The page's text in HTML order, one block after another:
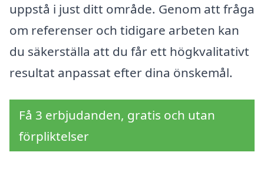
uppstå i just ditt område. Genom att fråga
om referenser och tidigare arbeten kan
du säkerställa att du får ett högkvalitativt
resultat anpassat efter dina önskemål.
Få 3 erbjudanden, gratis och utan
förpliktelser